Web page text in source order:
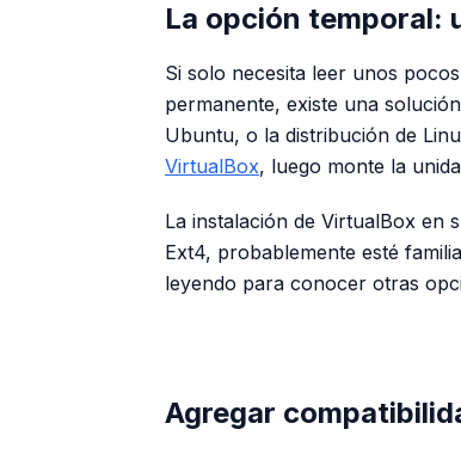
La opción temporal:
Si solo necesita leer unos
permanente, existe una
Ubuntu, o la distribución de
VirtualBox, luego monte la
La instalación de VirtualBox en
Ext4, probablemente esté
leyendo para conocer otras
Agregar